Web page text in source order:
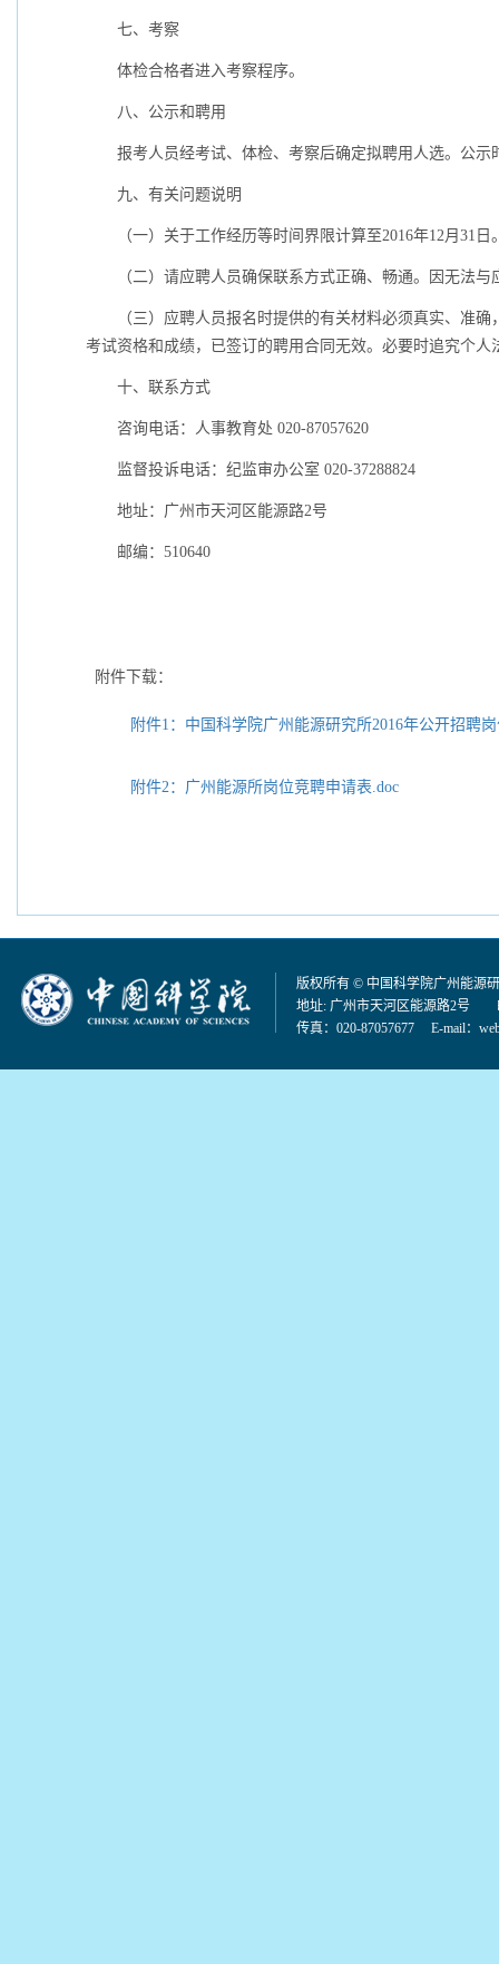
七、考察
体检合格者进入考察程序。
八、公示和聘用
报考人员经考试、体检、考察后确定拟聘用人选。公示
九、有关问题说明
（一）关于工作经历等时间界限计算至2016年12月 31 日
（二）请应聘人员确保联系方式正确、畅通。因无法
（三）应聘人员报名时提供的有关材料必须真实、准
考试资格和成绩，已签订的聘用合同无效。必要时追究个人
十、联系方式
咨询电话：人事教育处 020-87057620
监督投诉电话：纪监审办公室 020-37288824
地址：广州市天河区能源路2号
邮编： 510640
附件下载：
附件1：中国科学院广州能源研究所2016年公开招聘
附件2：广州能源所岗位竞聘申请表.doc
版权所有 © 中国科学院广州能源
地址: 广州市天河区能源路2号
传真：020-87057677 E-mail：